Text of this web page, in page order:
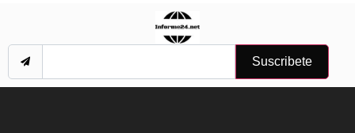
Suscribete